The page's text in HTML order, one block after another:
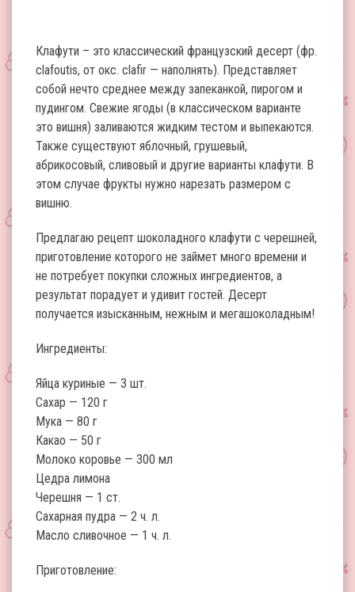
Клафути – это классический французский десерт (фр.
clafoutis, от окс. clafir — наполнять). Представляет
собой нечто среднее между запеканкой, пирогом и
пудингом. Свежие ягоды (в классическом варианте
это вишня) заливаются жидким тестом и выпекаются.
Также существуют яблочный, грушевый,
абрикосовый, сливовый и другие варианты клафути. В
этом случае фрукты нужно нарезать размером с
вишню.
Предлагаю рецепт шоколадного клафути с черешней,
приготовление которого не займет много времени и
не потребует покупки сложных ингредиентов, а
результат порадует и удивит гостей. Десерт
получается изысканным, нежным и мегашоколадным!
Ингредиенты:
Яйца куриные — 3 шт.
Сахар — 120 г
Мука — 80 г
Какао — 50 г
Молоко коровье — 300 мл
Цедра лимона
Черешня — 1 ст.
Сахарная пудра — 2 ч. л.
Масло сливочное — 1 ч. л.
Приготовление: